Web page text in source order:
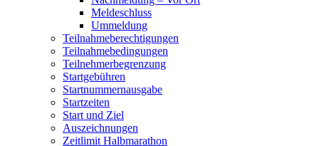
Meldeschluss
Ummeldung
Teilnahmeberechtigungen
Teilnahmebedingungen
Teilnehmerbegrenzung
Startgebühren
Startnummernausgabe
Startzeiten
Start und Ziel
Auszeichnungen
Zeitlimit Halbmarathon